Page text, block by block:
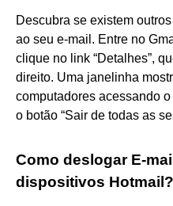
Descubra se existem
ao seu e-mail. Entre no
clique no link “Detalhes”,
direito. Uma janelinha
computadores acessando
o botão “Sair de todas as
Como deslogar E-
dispositivos Hotmail?